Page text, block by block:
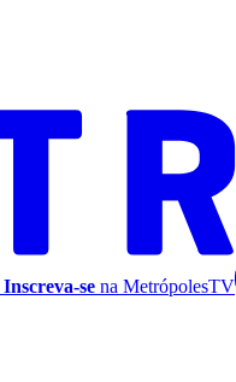
Inscreva-se na MetrópolesTV